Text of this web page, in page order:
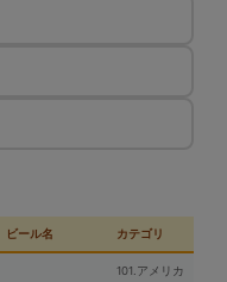
ビール名 カテゴリ
101.アメリカ